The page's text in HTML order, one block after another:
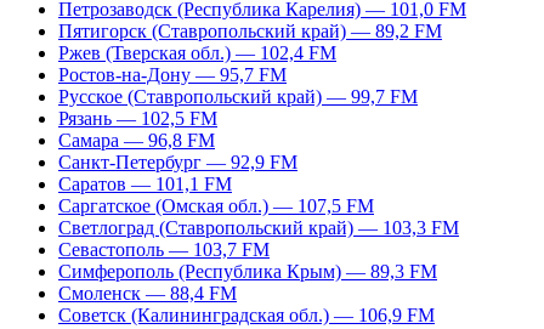
Петрозаводск (Республика Карелия) — 101,0 FM
Пятигорск (Ставропольский край) — 89,2 FM
Ржев (Тверская обл.) — 102,4 FM
Ростов-на-Дону — 95,7 FM
Русское (Ставропольский край) — 99,7 FM
Рязань — 102,5 FM
Самара — 96,8 FM
Санкт-Петербург — 92,9 FM
Саратов — 101,1 FM
Саргатское (Омская обл.) — 107,5 FM
Светлоград (Ставропольский край) — 103,3 FM
Севастополь — 103,7 FM
Симферополь (Республика Крым) — 89,3 FM
Смоленск — 88,4 FM
Советск (Калининградская обл.) — 106,9 FM